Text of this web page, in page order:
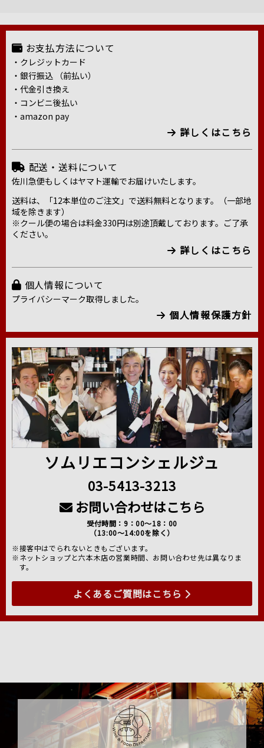
お支払方法について
・クレジットカード
・銀行振込 （前払い）
・代金引き換え
・コンビニ後払い
・amazon pay
詳しくはこちら
配送・送料について
佐川急便もしくはヤマト運輸でお届けいたします。
送料は、「12本単位のご注文」で送料無料となります。（一部地
域を除きます）
※クール便の場合は料金330円は別途頂戴しております。ご了承
ください。
詳しくはこちら
個人情報について
プライバシーマーク取得しました。
個人情報保護方針
ソムリエコンシェルジュ
03-5413-3213
お問い合わせはこちら
受付時間：9：00～18：00
（13:00～14:00を除く）
※接客中はでられないときもございます。
※ネットショップと六本木店の営業時間、お問い合わせ先は異なりま
す。
よくあるご質問はこちら